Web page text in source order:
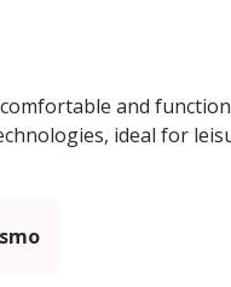
and
ideal for